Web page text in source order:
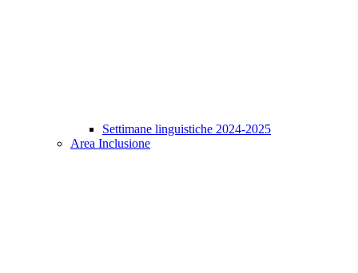
Settimane linguistiche 2024-2025
Area Inclusione